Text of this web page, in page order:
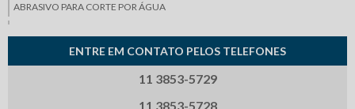
ABRASIVO PARA CORTE POR ÁGUA
LASER DE FIBRA ÓPTICA
MÁQUINA DE CORTE JATO DE ÁGUA
MÁQUINA QUE CORTA COM ÁGUA
ENTRE EM CONTATO PELOS TELEFONES
11 3853-5729
11 3853-5728